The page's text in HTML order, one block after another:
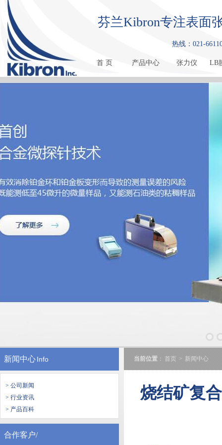
芬兰Kibron专注表面
热线：021-
首 页 产品中心 张力仪 LB
新闻中心Info
> 公司新闻
> 行业资讯
> 产品百科
合作客户/
当前位置 ： 首页 > 新闻中心
烧结矿复